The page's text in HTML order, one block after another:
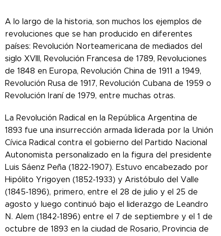
A lo largo de la historia, son muchos los ejemplos de
revoluciones que se han producido en diferentes
países: Revolución Norteamericana de mediados del
siglo XVIII, Revolución Francesa de 1789, Revoluciones
de 1848 en Europa, Revolución China de 1911 a 1949,
Revolución Rusa de 1917, Revolución Cubana de 1959 o
Revolución Iraní de 1979, entre muchas otras.
La Revolución Radical en la República Argentina de
1893 fue una insurrección armada liderada por la Unión
Cívica Radical contra el gobierno del Partido Nacional
Autonomista personalizado en la figura del presidente
Luis Sáenz Peña (1822-1907). Estuvo encabezado por
Hipólito Yrigoyen (1852-1933) y Aristóbulo del Valle
(1845-1896), primero, entre el 28 de julio y el 25 de
agosto y luego continuó bajo el liderazgo de Leandro
N. Alem (1842-1896) entre el 7 de septiembre y el 1 de
octubre de 1893 en la ciudad de Rosario, Provincia de